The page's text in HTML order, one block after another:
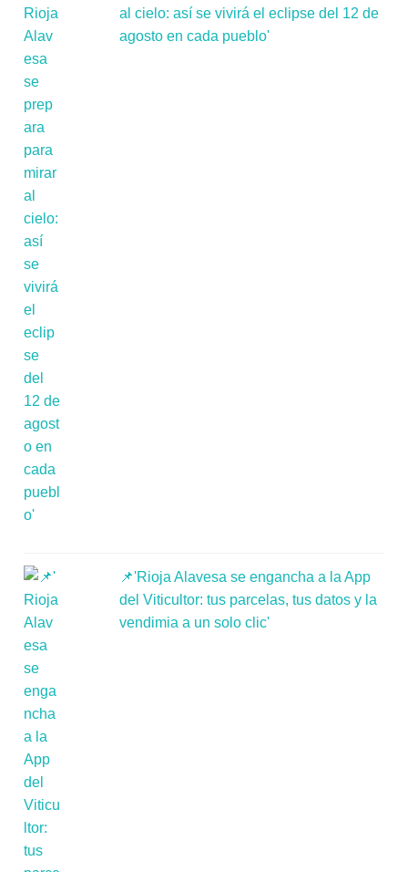
al cielo: así se vivirá el eclipse del 12 de
agosto en cada pueblo'
📌'Rioja Alavesa se engancha a la App
del Viticultor: tus parcelas, tus datos y la
vendimia a un solo clic'